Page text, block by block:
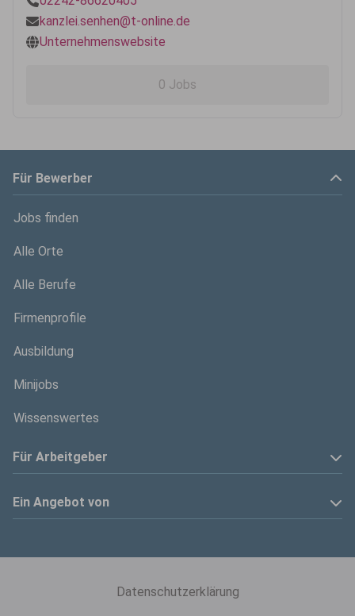
kanzlei.senhen@t-online.de
Unternehmenswebsite
0 Jobs
Für Bewerber
Jobs finden
Alle Orte
Alle Berufe
Firmenprofile
Ausbildung
Minijobs
Wissenswertes
Für Arbeitgeber
Anzeige schalten
Ein Angebot von
Datenschutzerklärung